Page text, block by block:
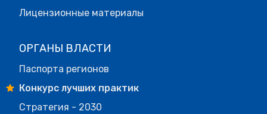
Лицензионные материалы
ОРГАНЫ ВЛАСТИ
Паспорта регионов
Конкурс лучших практик
Стратегия - 2030